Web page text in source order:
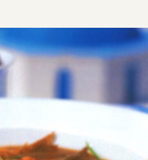
στην Πάρο. Μια
εφευρέθηκε για να
στα νησιά του Αιγαίου
παραλλαγές.